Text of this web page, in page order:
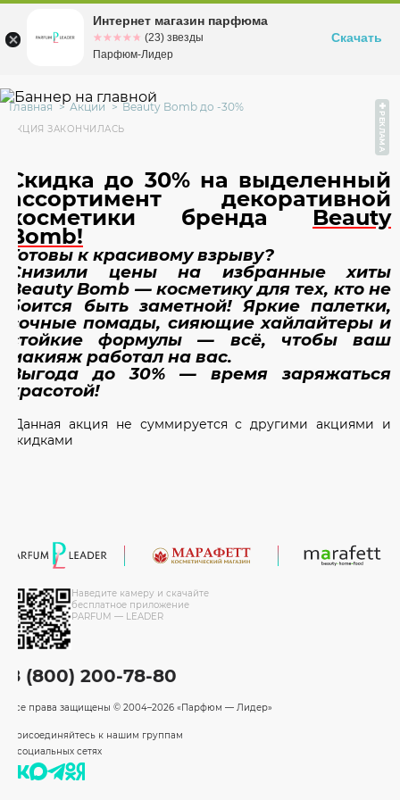
Омскул. Заозерная, 11, к. 1
РЕКЛАМА
Главная Акции Beauty Bomb до -30%
АКЦИЯ ЗАКОНЧИЛАСЬ
Скидка до 30% на выделенный
ассортимент декоративной
косметики бренда Beauty
Bomb!
Готовы к красивому взрыву?
Снизили цены на избранные хиты
Beauty Bomb — косметику для тех, кто не
боится быть заметной! Яркие палетки,
сочные помады, сияющие хайлайтеры и
стойкие формулы — всё, чтобы ваш
макияж работал на вас.
Выгода до 30% — время заряжаться
красотой!
*Данная акция не суммируется с другими акциями и
скидками
Наведите камеру и скачайте
бесплатное приложение
PARFUM — LEADER
8 (800) 200-78-80
Все права защищены © 2004–2026 «Парфюм — Лидер»
Присоединяйтесь к нашим группам
в социальных сетях
Интернет магазин парфюма
☆☆☆☆☆
★★★★★ (23) звезды
Парфюм-Лидер
Скачать